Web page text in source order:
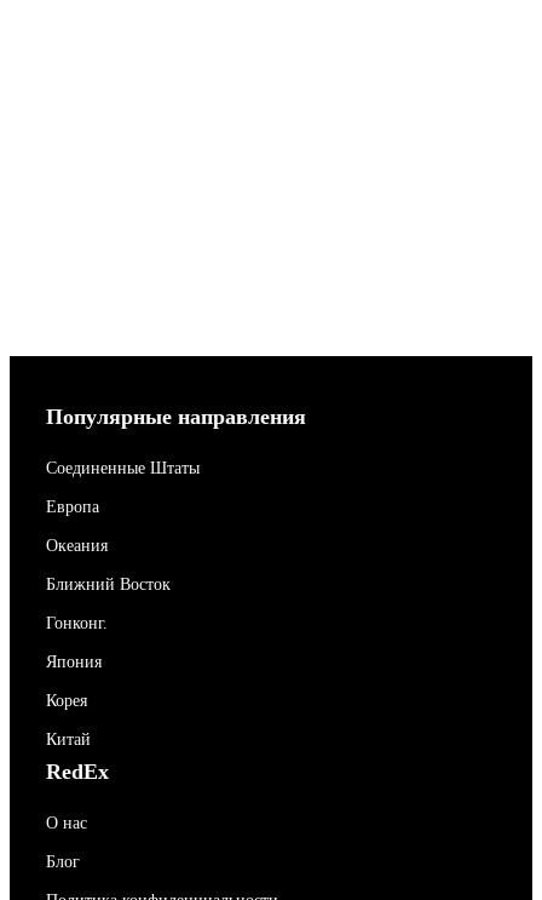
Популярные направления
Соединенные Штаты
Европа
Океания
Ближний Восток
Гонконг.
Япония
Корея
Китай
RedEx
О нас
Блог